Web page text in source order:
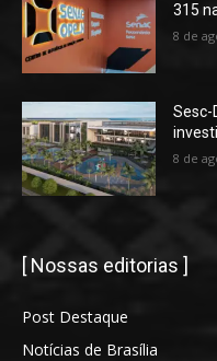
315
8 de
Sesc-
8 de
[ Nossas editorias ]
Post Destaque
Notícias de Brasília